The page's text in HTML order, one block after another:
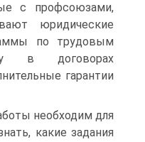
с профсоюзами,
юридические
по трудовым
в договорах
гарантии
необходим для
какие задания